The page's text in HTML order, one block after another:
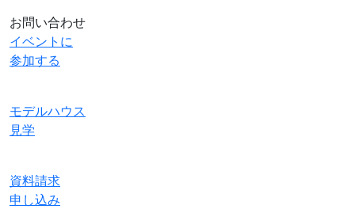
お問い合わせ
イベントに
参加する
モデルハウス
見学
資料請求
申し込み